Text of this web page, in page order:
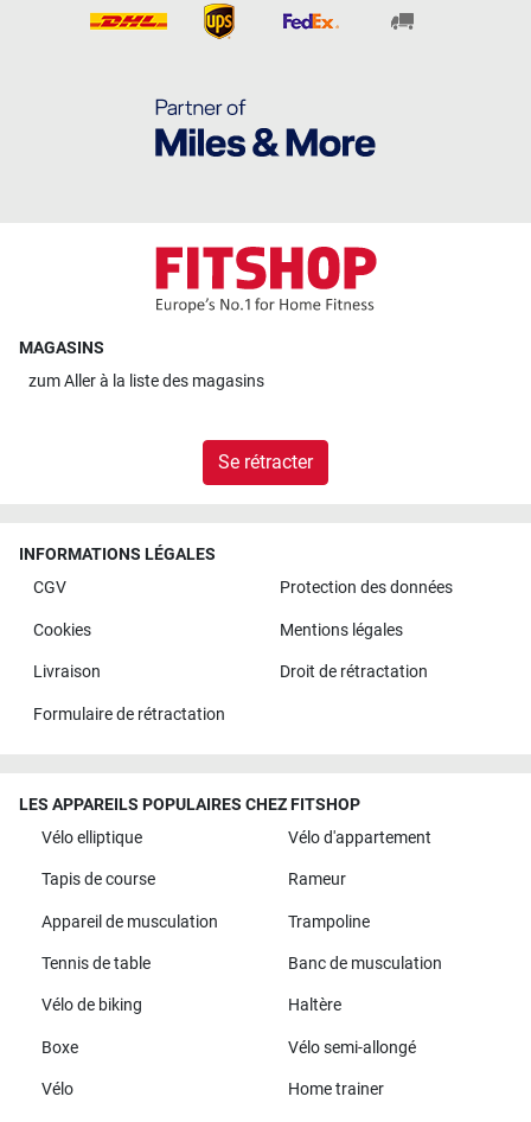
MAGASINS
zumAller à la liste des magasins
Se rétracter
INFORMATIONS LÉGALES
CGV
Protection des données
Cookies Mentions légales
Livraison Droit de rétractation
Formulaire de rétractation
LES APPAREILS POPULAIRES CHEZ FITSHOP
Vélo elliptique
Vélo d'appartement
Tapis de course Rameur
Appareil de musculation Trampoline
Tennis de table Banc de musculation
Vélo de biking Haltère
Boxe Vélo semi-allongé
Vélo Home trainer